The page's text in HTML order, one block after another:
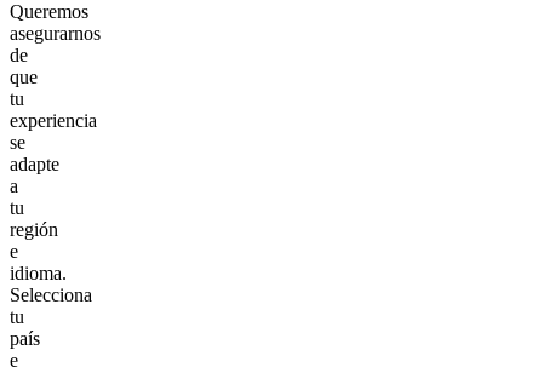
Queremos
asegurarnos
de
que
tu
experiencia
se
adapte
a
tu
región
e
idioma.
Selecciona
tu
país
e